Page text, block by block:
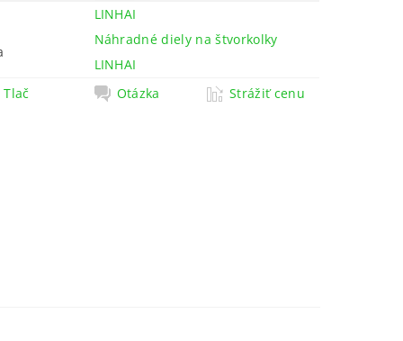
LINHAI
Náhradné diely na štvorkolky
LINHAI
Tlač
Otázka Strážiť cenu